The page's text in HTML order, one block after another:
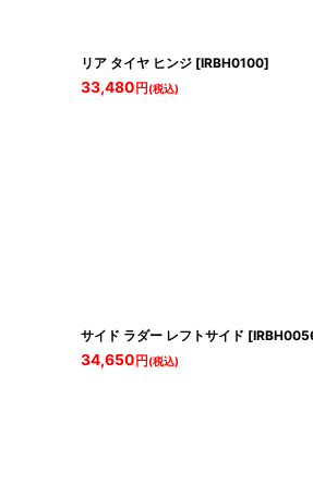
リア タイヤ ヒンジ [IRBH0100]
33,480 円 (税込)
サイド ラダー レフトサイド [
34,650 円 (税込)